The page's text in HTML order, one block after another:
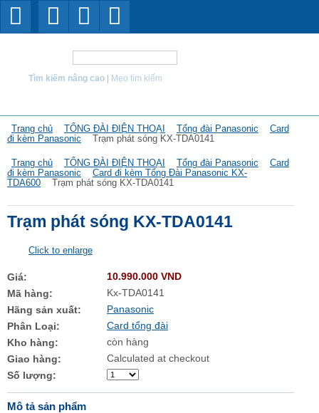
Tìm kiếm nâng cao| Mẹo tìm kiếm
Trang chủ TỔNG ĐÀI ĐIỆN THOẠI Tổng đài Panasonic
Card
đi kèm Panasonic
Trạm phát sóng KX-TDA0141
Trang chủ TỔNG ĐÀI ĐIỆN THOẠI Tổng đài Panasonic
Card
đi kèm Panasonic
Card đi kèm Tổng Đài Panasonic KX-
TDA600
Trạm phát sóng KX-TDA0141
Trạm phát sóng KX-TDA0141
Click to enlarge
Giá:
10.990.000 VND
Mã hàng:
Kx-TDA0141
Hãng sản xuất:
Panasonic
Phân Loại:
Card tổng đài
Kho hàng:
còn hàng
Giao hàng:
Calculated at checkout
Số lượng:
Mô tả sản phẩm